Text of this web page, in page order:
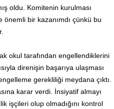
oldu. Komitenin kurulması
bir kazanımdı çünkü bu
okul tarafından engellendiklerini
direnişin başarıya ulaşması
gerekliliği meydana çıktı.
karar verdi. İnsiyatif almayı
işçileri olup olmadığını kontrol